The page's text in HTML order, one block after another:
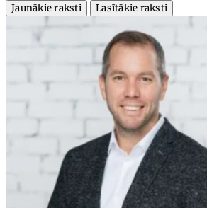
Jaunākie raksti
Lasītākie raksti